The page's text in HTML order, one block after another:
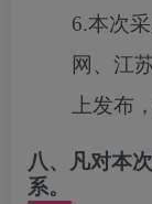
6.本次
网、江
上发布
八、凡对本
系。